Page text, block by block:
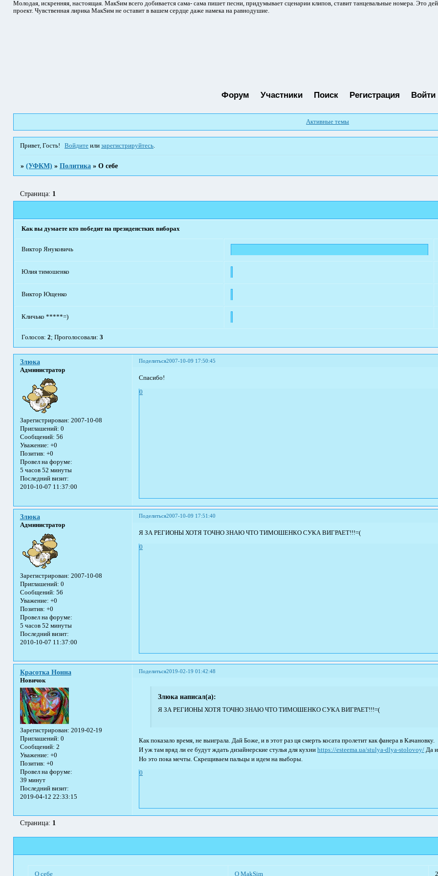
Молодая, искренняя, настоящая. МакSим всего добивается сама- сама пишет песни, придумывает сценарии клипов, ставит танцевальные номера. Это
проект. Чувственная лирика МакSим не оставит в вашем сердце даже намека на равнодушие.
Форум Участники Поиск Регистрация Войти
Активные темы
Привет, Гость! Войдите или зарегистрируйтесь
» (УФКМ) » Политика » О себе
Страница: 1
Как вы думаете кто победит на президенстких виборах
Виктор Януковичь
Юлия тимошенко
Виктор Ющенко
Кличько *****=)
Голосов: 2; Проголосовали: 3
Поделиться2007-10-09 17:50:45
Злюка
Администратор
Зарегистрирован: 2007-10-08
Приглашений: 0
Сообщений: 56
Уважение: +0
Позитив: +0
Провел на форуме:
5 часов 52 минуты
Последний визит:
2010-10-07 11:37:00
Спасибо!
0
Поделиться2007-10-09 17:51:40
Злюка
Администратор
Зарегистрирован: 2007-10-08
Приглашений: 0
Сообщений: 56
Уважение: +0
Позитив: +0
Провел на форуме:
5 часов 52 минуты
Последний визит:
2010-10-07 11:37:00
Я ЗА РЕГИОНЫ ХОТЯ ТОЧНО ЗНАЮ ЧТО ТИМОШЕНКО СУКА ВИГРАЕТ!!!=(
0
Поделиться2019-02-19 01:42:48
Красотка Нонна
Новичок
Зарегистрирован: 2019-02-19
Приглашений: 0
Сообщений: 2
Уважение: +0
Позитив: +0
Провел на форуме:
39 минут
Последний визит:
2019-04-12 22:33:15
Злюка написал(а):
Я ЗА РЕГИОНЫ ХОТЯ ТОЧНО ЗНАЮ ЧТО ТИМОШЕНКО СУКА ВИГРАЕТ!!!=(
Как показало время, не выиграла. Дай Боже, и в этот раз ця смерть косата пролетит как фанера в Качановку.
И уж там вряд ли ее будут ждать дизайнерские стулья для кухниhttps://esteema.ua/stulya-dlya-stolovoy/ Да
Но это пока мечты. Скрещиваем пальцы и идем на выборы.
0
Страница: 1
О себе О MakSim